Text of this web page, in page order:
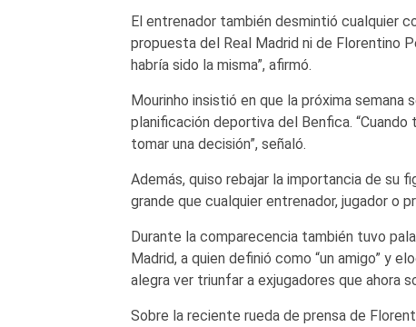
El entrenador también desmintió cualquier
propuesta del Real Madrid ni de Florentino
habría sido la misma”, afirmó.
Mourinho insistió en que la próxima
planificación deportiva del Benfica.
tomar una decisión”, señaló.
Además, quiso rebajar la importancia de su
grande que cualquier entrenador, jugador o
Durante la comparecencia también tuvo
Madrid, a quien definió como “un amigo” y
alegra ver triunfar a exjugadores que ahora
Sobre la reciente rueda de prensa de